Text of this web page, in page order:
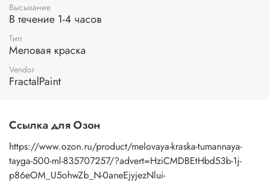
Высыхание
В течение 1-4 часов
Тип
Меловая краска
Vendor
FractalPaint
Ссылка для Озон
https://www.ozon.ru/product/melovaya-kraska-tumannaya-
tayga-500-ml-835707257/?advert=HziCMDBEtHbd53b-1j-
p86eOM_U5ohwZb_N-0aneEjyjezNlui-